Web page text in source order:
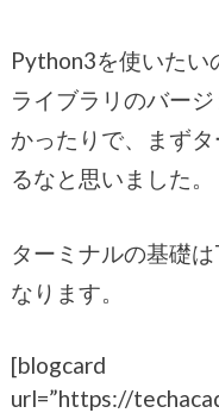
Python3を使いたい
ライブラリのバー
かったりで、まず
るなと思いました。
ターミナルの基礎
なります。
[blogcard
url=”https://